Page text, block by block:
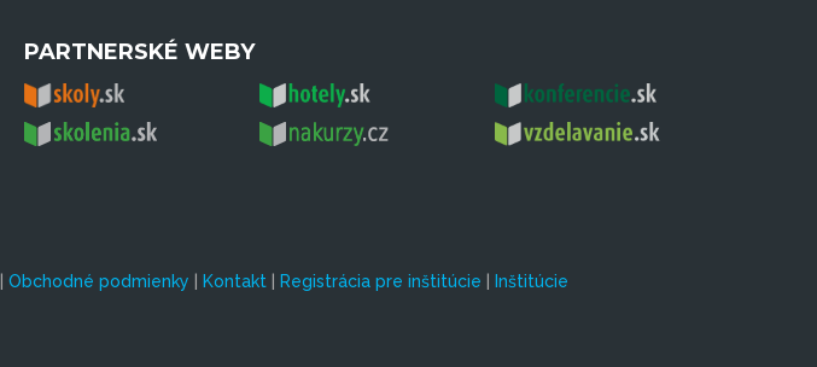
PARTNERSKÉ WEBY
Obchodné podmienky Kontakt Registrácia pre inštitúcie Inštitúcie